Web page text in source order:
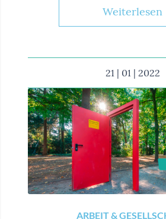
Weiterlesen
21 | 01 | 2022
ARBEIT &